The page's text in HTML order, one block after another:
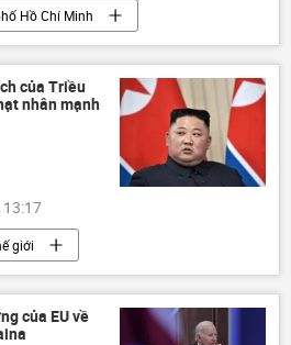
Hồ Chí Minh
Pháp luật
hối lộ
của Triều
nhân mạnh
giới
hạt nhân
đạo
của EU về